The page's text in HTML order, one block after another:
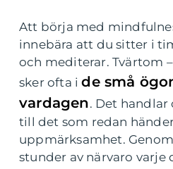
Att börja med
innebära att du sitter i
och mediterar. Tvärtom
sker ofta ide små
vardagen. Det
till det som redan
uppmärksamhet.
stunder av närvaro varje